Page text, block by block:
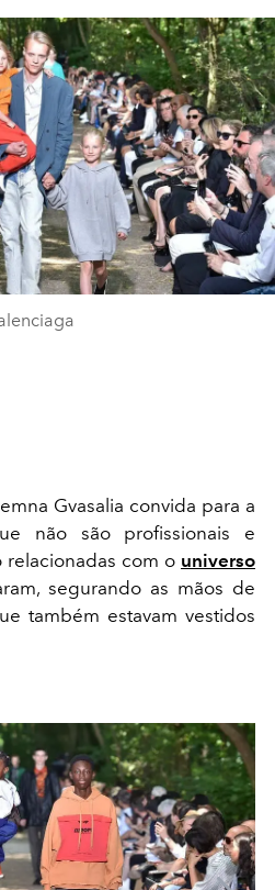
Gvasalia convida para a
não são profissionais e
relacionadas com o universo
segurando as mãos de
também estavam vestidos